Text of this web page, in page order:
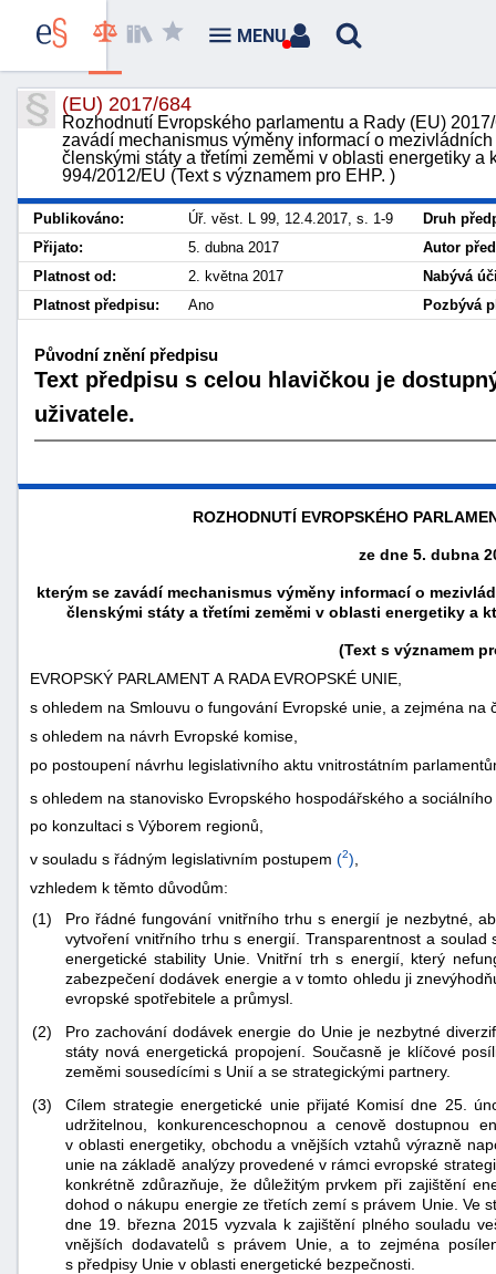
(EU) 2017/684
Rozhodnutí Evropského parlamentu a Rady (EU)
zavádí mechanismus výměny informací o
členskými státy a třetími zeměmi v oblasti energetiky a
994/2012/EU (Text s významem pro EHP. )
Publikováno: Úř. věst. L 99, 12.4.2017, s. 1-9
Druh
Přijato:
5. dubna 2017
Autor
Platnost od:
2. května 2017
Nabývá
Platnost předpisu:
Ano Pozbývá
Původní znění předpisu
Text předpisu s celou hlavičkou je
uživatele.
ROZHODNUTÍ EVROPSKÉHO
ze dne 5. dubna
kterým se zavádí mechanismus výměny informací o
členskými státy a třetími zeměmi v oblasti energetiky a
(Text s významem
EVROPSKÝ PARLAMENT A RADA EVROPSKÉ UNIE,
s ohledem na Smlouvu o fungování Evropské unie, a zejména na
s ohledem na návrh Evropské komise,
po postoupení návrhu legislativního aktu vnitrostátním
s ohledem na stanovisko Evropského hospodářského a
po konzultaci s Výborem regionů,
v souladu s řádným legislativním postupem (2)
vzhledem k těmto důvodům:
(1)
Pro řádné fungování vnitřního trhu s energií je nezbytné,
vytvoření vnitřního trhu s energií. Transparentnost a
energetické stability Unie. Vnitřní trh s energií, který
zabezpečení dodávek energie a v tomto ohledu ji
evropské spotřebitele a průmysl.
(2)
Pro zachování dodávek energie do Unie je nezbytné
státy nová energetická propojení. Současně je klíčové
zeměmi sousedícími s Unií a se strategickými partnery.
(3)
Cílem strategie energetické unie přijaté Komisí dne 25.
udržitelnou, konkurenceschopnou a cenově dostupnou
v oblasti energetiky, obchodu a vnějších vztahů výrazně
unie na základě analýzy provedené v rámci evropské
konkrétně zdůrazňuje, že důležitým prvkem při zajištění
dohod o nákupu energie ze třetích zemí s právem Unie. Ve
dne 19. března 2015 vyzvala k zajištění plného souladu
vnějších dodavatelů s právem Unie, a to zejména
s předpisy Unie v oblasti energetické bezpečnosti.
MENU